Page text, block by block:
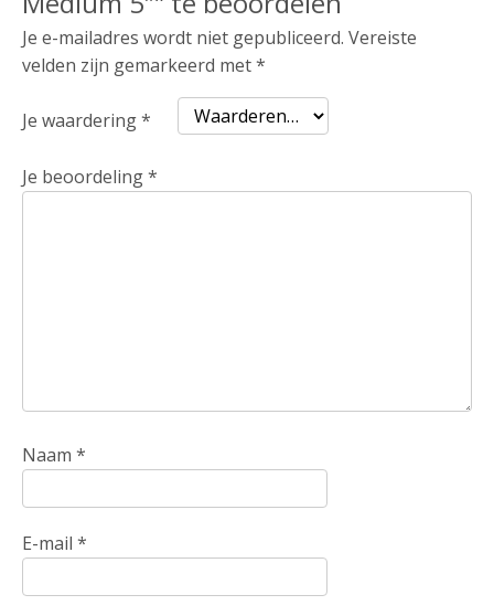
Je e-mailadres wordt niet gepubliceerd. Vereiste
velden zijn gemarkeerd met*
Je waardering*
Je beoordeling*
Naam *
E-mail *